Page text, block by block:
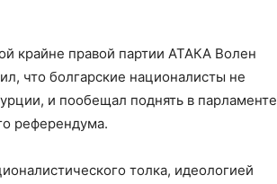
крайне правой партии АТАКА Волен
что болгарские националисты не
и пообещал поднять в парламенте
референдума.
толка, идеологией